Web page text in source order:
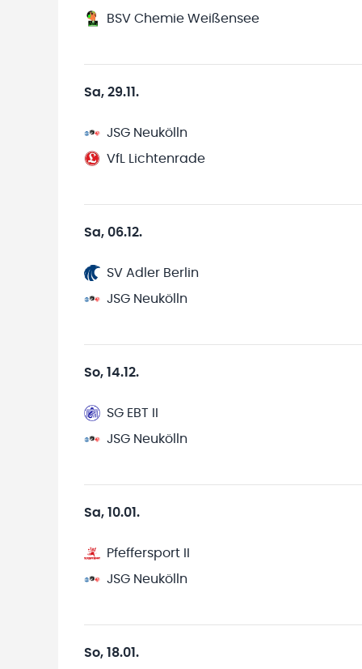
BSV Chemie Weißensee
Sa, 29.11.
JSG Neukölln
VfL Lichtenrade
Sa, 06.12.
SV Adler Berlin
JSG Neukölln
So, 14.12.
SG EBT II
JSG Neukölln
Sa, 10.01.
Pfeffersport II
JSG Neukölln
So, 18.01.